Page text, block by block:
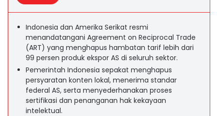
Indonesia dan Amerika Serikat resmi
menandatangani Agreement on Reciprocal Trade
(ART) yang menghapus hambatan tarif lebih dari
99 persen produk ekspor AS di seluruh sektor.
Pemerintah Indonesia sepakat menghapus
persyaratan konten lokal, menerima standar
federal AS, serta menyederhanakan proses
sertifikasi dan penanganan hak kekayaan
intelektual.